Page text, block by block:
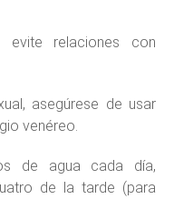
relaciones con
asegúrese de usar
venéreo.
de agua cada día,
de la tarde (para